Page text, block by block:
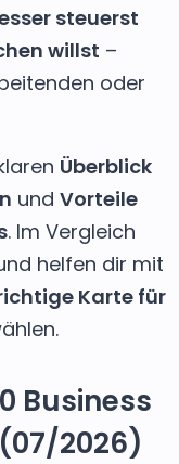
steuerst
willst –
oder
Überblick
und Vorteile
. Im Vergleich
helfen dir mit
Karte für
Business
2026)